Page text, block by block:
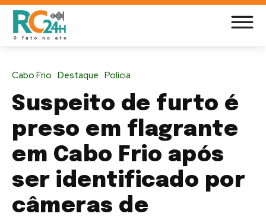
Cabo Frio Destaque Polícia
Suspeito de furto é
preso em flagrante
em Cabo Frio após
ser identificado por
câmeras de